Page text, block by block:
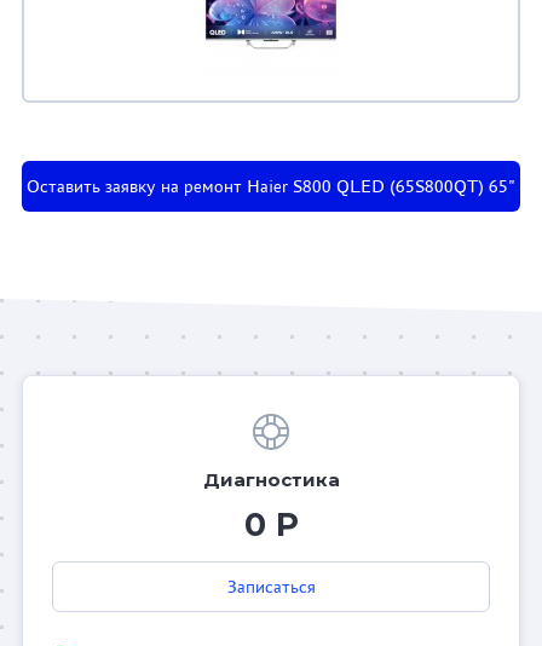
Оставить заявку на ремонт Haier S800 QLED (65S800QT) 65"
Диагностика
0 Р
Записаться